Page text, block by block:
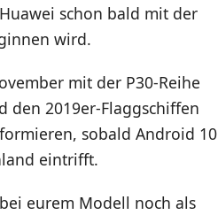
schon bald mit der
wird.
mit der P30-Reihe
den 2019er-Flaggschiffen
sobald Android 10
eintrifft.
eurem Modell noch als